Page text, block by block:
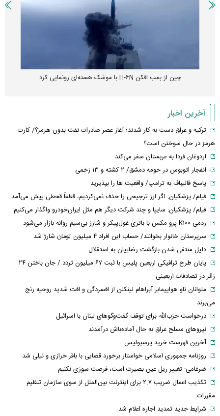
چین از بمب افکن H-۶N با موشک هسته‌ای رونمایی کرد
آخرین اخبار
ترکیه و عراق دست به کار شدند؛ آغاز عصر صادرات نفت بدون هرمز؟/ کارت
هرمز در حال سوختن است؟
اردوغان فردا به عربستان سفر می‌کند
انفجار اتوبوس در حومه دمشق/ ۲ کشته و ۱۳ زخمی
پاسخ قالیباف به ترامپ/ واقعیت ها را بپذیرید
فیلم/ پزشکیان: اگر ارز ترجیحی را حذف نمی‌کردیم، قطعاً قحطی پیش می‌آمد
فیلم/ پزشکیان: سایپا و چند شرکت دیگر هم مثل ایران‌خودرو واگذار می‌کنیم
ردمی K۱۰۰ پرو مکس با باتری غول‌پیکر و شارژ بی‌سیم روانه بازار می‌شود
سرپرستان خانوار بخوانند/ حساب این افراد ۴ میلیون تومان شارژ شد
دلیل منتفی شدن بازگشت رضاییان به استقلال
پایان طرح ترافیکی اربعین پلیس با ثبت ۶۷ میلیون تردد / جان باختن ۲۴
زائر در تصادفات اربعینی
ملوانان ناو هواپیمابر آبراهام لینکلن از افسردگی و افت شدید روحیه رنج
می‌برند
درخواست حزب‌الله برای توقف گفت‌وگوهای لبنان با اسرائیل
نیروهای مسلح عراق به حال آماده‌باش درآمدند
آخرین فهرست خرید پرسپولیس
روزنامه جمهوری اسلامی خواستار برخورد قضایی با باقر خرازی و نیلی شد
ضرغامی: تغییر ریل عین بصیرت است، فرصت سوزی نکنیم
تکذیب اعمال ضریب ۲.۷ برای اینترنت بین‌الملل از سوی سازمان تنظیم
مقررات
شرایط جدید تمدید اجاره اعلام شد